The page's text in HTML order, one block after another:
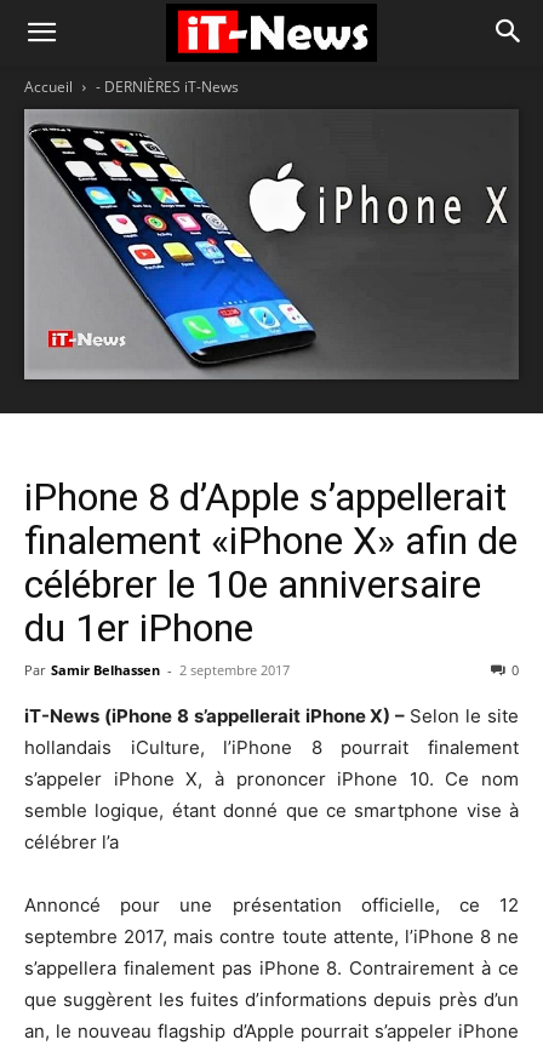
Accueil - DERNIÈRES iT-News
iPhone 8 d’Apple s’appellerait
finalement «iPhone X» afin de
célébrer le 10e anniversaire
du 1er iPhone
Par Samir Belhassen - 2 septembre 2017 0
iT-News (iPhone 8 s’appellerait iPhone X) – Selon le site
hollandais iCulture, l’iPhone 8 pourrait finalement
s’appeler iPhone X, à prononcer iPhone 10. Ce nom
semble logique, étant donné que ce smartphone vise à
célébrer l’a
Annoncé pour une présentation officielle, ce 12
septembre 2017, mais contre toute attente, l’iPhone 8 ne
s’appellera finalement pas iPhone 8. Contrairement à ce
que suggèrent les fuites d’informations depuis près d’un
an, le nouveau flagship d’Apple pourrait s’appeler iPhone